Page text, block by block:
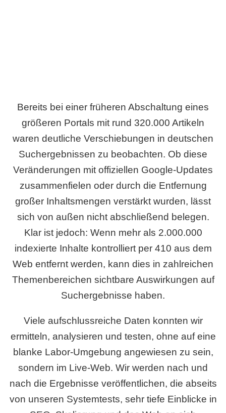
Bereits bei einer früheren Abschaltung eines
größeren Portals mit rund 320.000 Artikeln
waren deutliche Verschiebungen in deutschen
Suchergebnissen zu beobachten. Ob diese
Veränderungen mit offiziellen Google-Updates
zusammenfielen oder durch die Entfernung
großer Inhaltsmengen verstärkt wurden, lässt
sich von außen nicht abschließend belegen.
Klar ist jedoch: Wenn mehr als 2.000.000
indexierte Inhalte kontrolliert per 410 aus dem
Web entfernt werden, kann dies in zahlreichen
Themenbereichen sichtbare Auswirkungen auf
Suchergebnisse haben.
Viele aufschlussreiche Daten konnten wir
ermitteln, analysieren und testen, ohne auf eine
blanke Labor-Umgebung angewiesen zu sein,
sondern im Live-Web. Wir werden nach und
nach die Ergebnisse veröffentlichen, die abseits
von unseren Systemtests, sehr tiefe Einblicke in